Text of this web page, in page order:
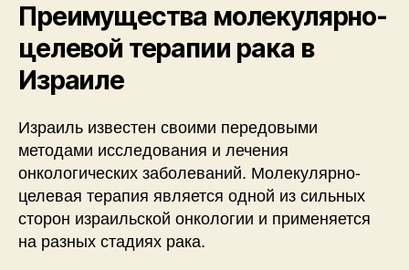
Преимущества молекулярно-
целевой терапии рака в
Израиле
Израиль известен своими передовыми
методами исследования и лечения
онкологических заболеваний. Молекулярно-
целевая терапия является одной из сильных
сторон израильской онкологии и применяется
на разных стадиях рака.